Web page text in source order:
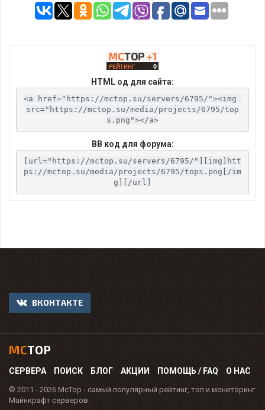
HTML од для сайта:
<a href="https://mctop.su/servers/6795/"><img
src="https://mctop.su/media/projects/6795/top
s.png"></a>
BB код для форума:
[url="https://mctop.su/servers/6795/"][img]htt
ps://mctop.su/media/projects/6795/tops.png[/im
g][/url]
ВКОНТАКТЕ
MCTOP
СЕРВЕРА ПОИСК БЛОГ АКЦИИ ПОМОЩЬ / FAQ О НАС
© 2011 - 2026 McTop - самый популярный рейтинг, топ и мониторинг
Майнкрафт серверов.